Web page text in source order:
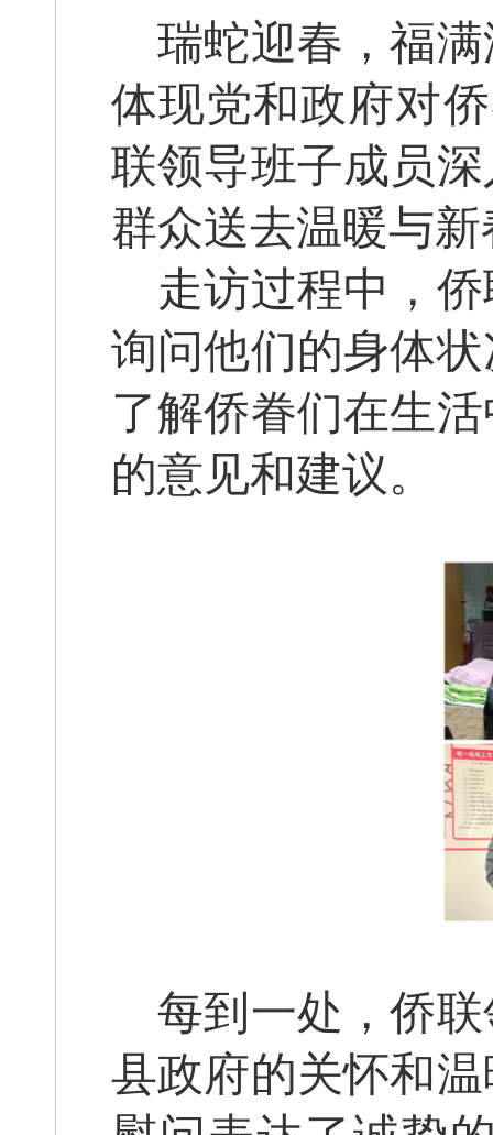
瑞蛇迎春，福
体现党和政府对
联领导班子成员
群众送去温暖与
走访过程中，
询问他们的身体
了解侨眷们在生
的意见和建议。
每到一处，侨
县政府的关怀和